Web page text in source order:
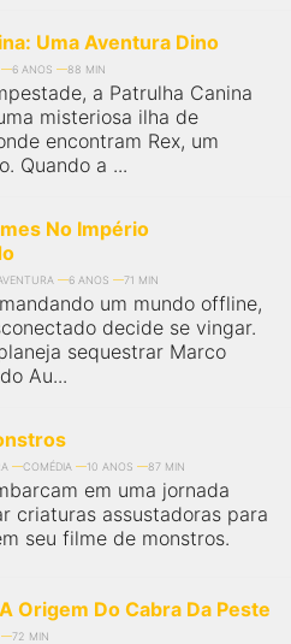
Uma Aventura Dino
6 ANOS 88 MIN
a Patrulha Canina
misteriosa ilha de
encontram Rex, um
Quando a ...
No Império
6 ANOS 71 MIN
um mundo offline,
decide se vingar.
sequestrar Marco
Au...
COMÉDIA 10 ANOS 87 MIN
em uma jornada
criaturas assustadoras para
seu filme de monstros.
Origem Do Cabra Da Peste
72 MIN